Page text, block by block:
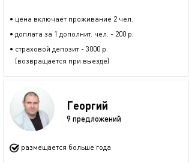
• цена включает проживание 2 чел.
• доплата за 1 дополнит. чел. - 200 р.
• страховой депозит - 3000 р.
(возвращается при выезде)
Георгий
9 предложений
размещается больше года